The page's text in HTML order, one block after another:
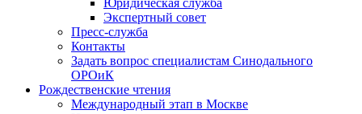
Юридическая служба
Экспертный совет
Пресс-служба
Контакты
Задать вопрос специалистам Синодального
ОРОиК
Рождественские чтения
Международный этап в Москве